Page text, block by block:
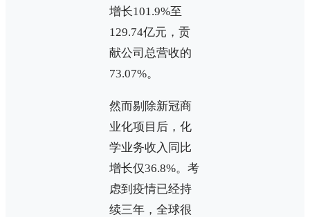
增长101.9%至
129.74亿元，贡
献公司总营收的
73.07%。
然而剔除新冠商
业化项目后，化
学业务收入同比
增长仅36.8%。考
虑到疫情已经持
续三年，全球很